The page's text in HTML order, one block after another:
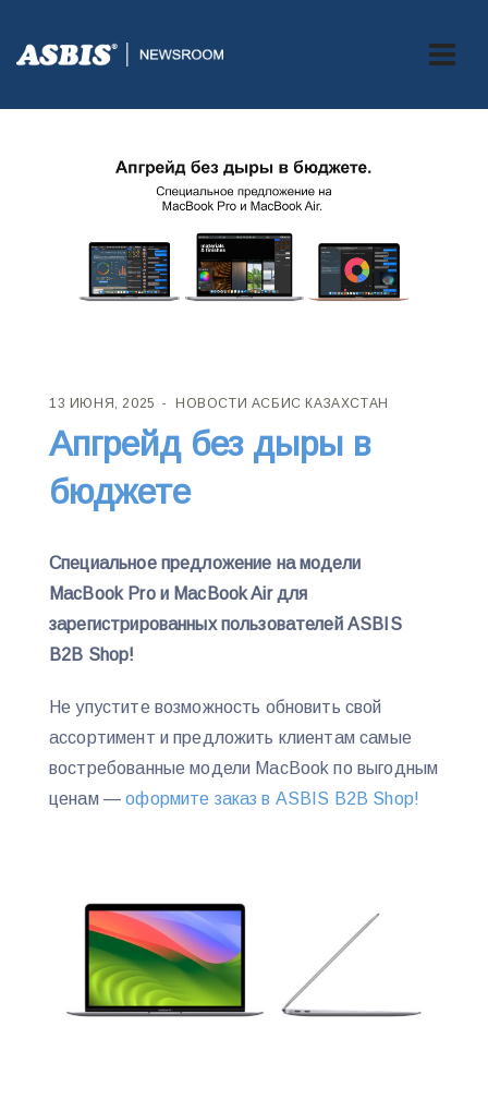
13 ИЮНЯ, 2025 НОВОСТИ АСБИС КАЗАХСТАН
Апгрейд без дыры в
бюджете
Специальное предложение на модели
MacBook Pro и MacBook Air для
зарегистрированных пользователей ASBIS
B2B Shop!
Не упустите возможность обновить свой
ассортимент и предложить клиентам самые
востребованные модели MacBook по выгодным
ценам —оформите заказ в ASBIS B2B Shop!